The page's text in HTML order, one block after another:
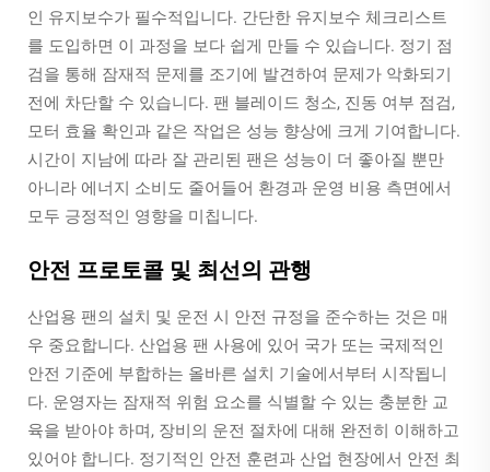
인 유지보수가 필수적입니다. 간단한 유지보수 체크리스트
를 도입하면 이 과정을 보다 쉽게 만들 수 있습니다. 정기 점
검을 통해 잠재적 문제를 조기에 발견하여 문제가 악화되기
전에 차단할 수 있습니다. 팬 블레이드 청소, 진동 여부 점검,
모터 효율 확인과 같은 작업은 성능 향상에 크게 기여합니다.
시간이 지남에 따라 잘 관리된 팬은 성능이 더 좋아질 뿐만
아니라 에너지 소비도 줄어들어 환경과 운영 비용 측면에서
모두 긍정적인 영향을 미칩니다.
안전 프로토콜 및 최선의 관행
산업용 팬의 설치 및 운전 시 안전 규정을 준수하는 것은 매
우 중요합니다. 산업용 팬 사용에 있어 국가 또는 국제적인
안전 기준에 부합하는 올바른 설치 기술에서부터 시작됩니
다. 운영자는 잠재적 위험 요소를 식별할 수 있는 충분한 교
육을 받아야 하며, 장비의 운전 절차에 대해 완전히 이해하고
있어야 합니다. 정기적인 안전 훈련과 산업 현장에서 안전 최